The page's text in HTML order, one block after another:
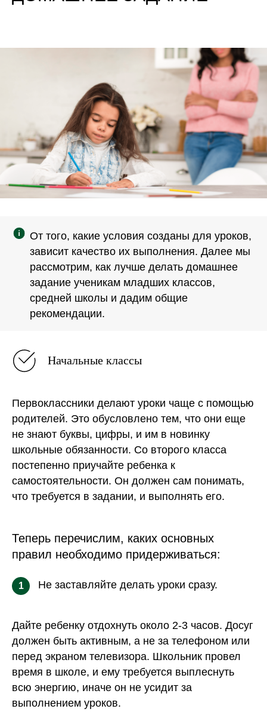
От того, какие условия созданы для уроков,
зависит качество их выполнения. Далее мы
рассмотрим, как лучше делать домашнее
задание ученикам младших классов,
средней школы и дадим общие
рекомендации.
Начальные классы
Первоклассники делают уроки чаще с помощью
родителей. Это обусловлено тем, что они еще
не знают буквы, цифры, и им в новинку
школьные обязанности. Со второго класса
постепенно приучайте ребенка к
самостоятельности. Он должен сам понимать,
что требуется в задании, и выполнять его.
Теперь перечислим, каких основных
правил необходимо придерживаться:
1 Не заставляйте делать уроки сразу.
Дайте ребенку отдохнуть около 2-3 часов. Досуг
должен быть активным, а не за телефоном или
перед экраном телевизора. Школьник провел
время в школе, и ему требуется выплеснуть
всю энергию, иначе он не усидит за
выполнением уроков.